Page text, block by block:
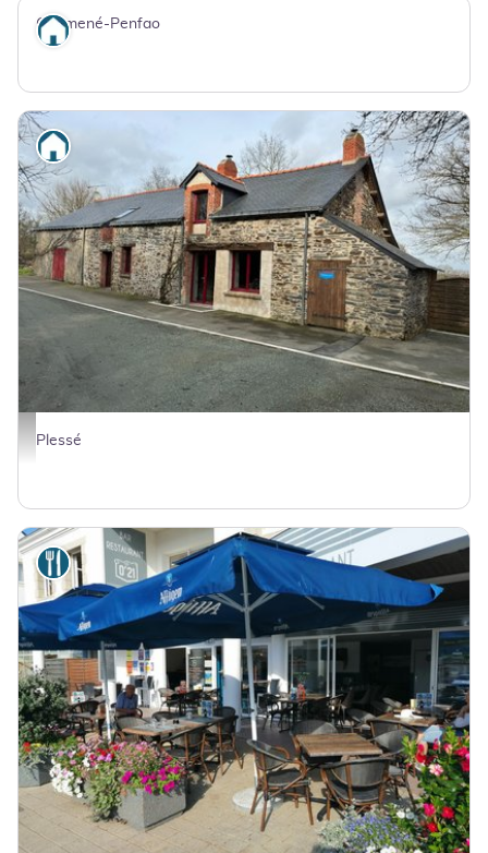
Où dormir
Guémené-Penfao
331334 - - Clévacances France
Où dormir
Plessé
Où manger